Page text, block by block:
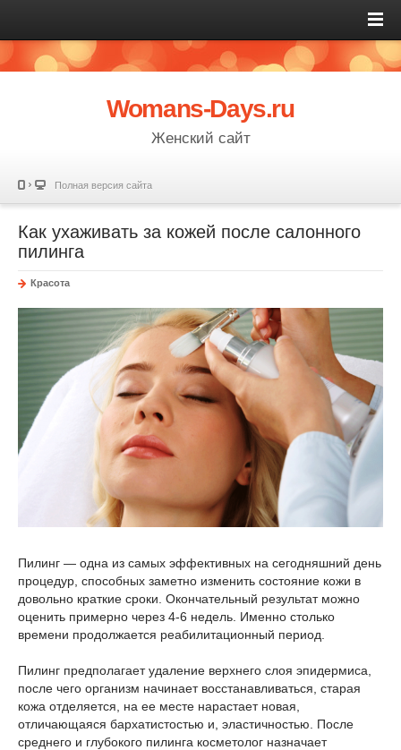
Womans-Days.ru
Женский сайт
Полная версия сайта
Как ухаживать за кожей после салонного
пилинга
Красота
Пилинг — одна из самых эффективных на сегодняшний день
процедур, способных заметно изменить состояние кожи в
довольно краткие сроки. Окончательный результат можно
оценить примерно через 4-6 недель. Именно столько
времени продолжается реабилитационный период.
Пилинг предполагает удаление верхнего слоя эпидермиса,
после чего организм начинает восстанавливаться, старая
кожа отделяется, на ее месте нарастает новая,
отличающаяся бархатистостью и, эластичностью. После
среднего и глубокого пилинга косметолог назначает